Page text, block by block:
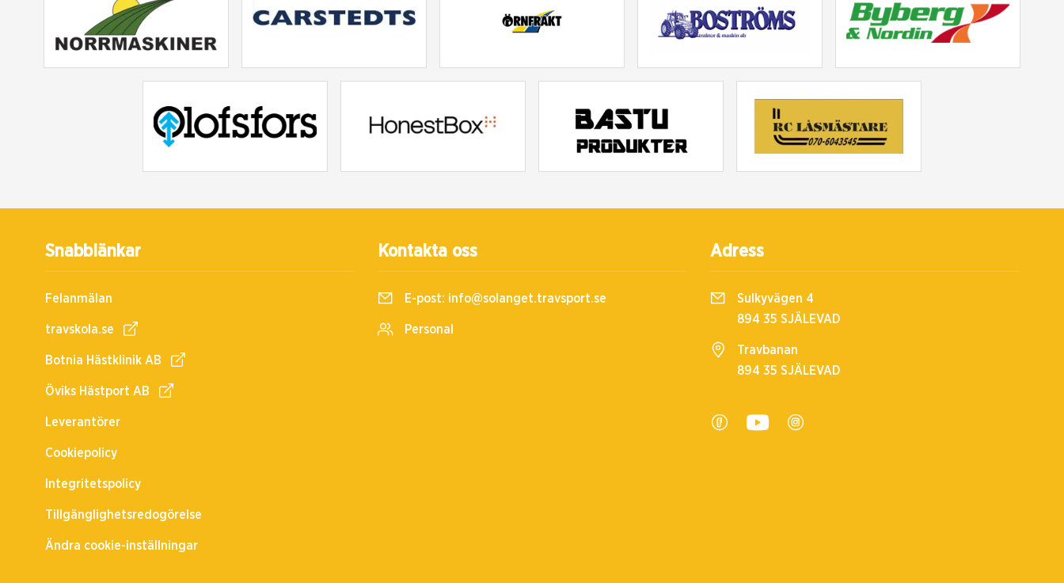
Snabblänkar
Felanmälan
travskola.se
Botnia Hästklinik AB
Öviks Hästport AB
Leverantörer
Cookiepolicy
Integritetspolicy
Tillgänglighetsredogörelse
Ändra cookie-inställningar
Kontakta oss
E-post: info@solanget.travsport.se
Personal
Adress
Sulkyvägen 4
894 35 SJÄLEVAD
Travbanan
894 35 SJÄLEVAD